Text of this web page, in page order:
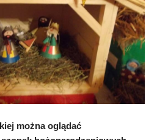
można oglądać